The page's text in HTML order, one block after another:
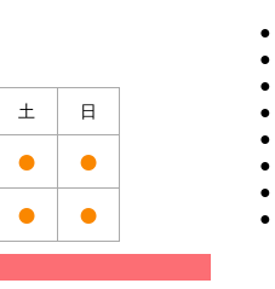
土 日
● ●
● ●